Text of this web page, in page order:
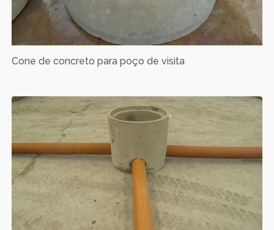
Cone de concreto para poço de visita